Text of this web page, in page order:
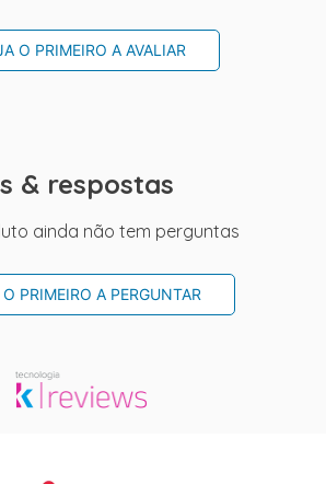
O PRIMEIRO A AVALIAR
& respostas
ainda não tem perguntas
PRIMEIRO A PERGUNTAR